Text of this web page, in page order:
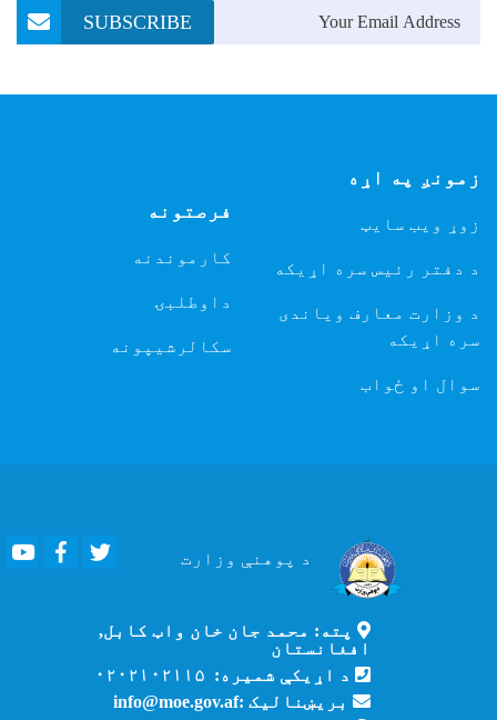
Email Address
SUBSCRIBE
زمونږ په اړه
زوړ ویب سایټ
د دفتر رئیس سره اړیکه
د وزارت معارف ویاندی
سره اړیکه
سوال او ځواب
فرصتونه
کارموندنه
داوطلبۍ
سکالرشیپونه
د پوهنې وزارت
YoutubeFacebook
پته: محمد جان خان واټ کابل,
افغانستان
د اړیکې شمیره: ۰۲۰۲۱۰۲۱۱۵
بریښنالیک :info@moe.gov.af